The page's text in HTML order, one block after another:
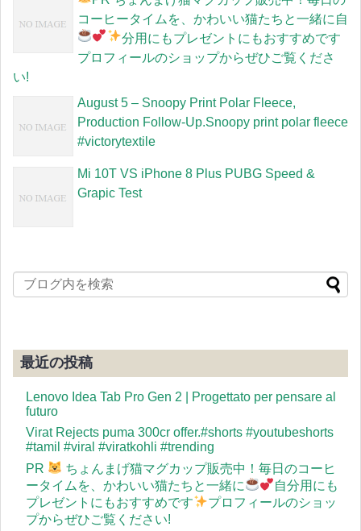
コーヒータイムを、かわいい猫たちと一緒に 自
分用にもプレゼントにもおすすめです
プロフィールのショップからぜひご覧くださ
い!
August 5 – Snoopy Print Polar Fleece,
Production Follow-Up.Snoopy print polar fleece
#victorytextile
Mi 10T VS iPhone 8 Plus PUBG Speed &
Grapic Test
最近の投稿
Lenovo Idea Tab Pro Gen 2 | Progettato per pensare al
futuro
Virat Rejects puma 300cr offer.#shorts #youtubeshorts
#tamil #viral #viratkohli #trending
PR
ちょんまげ猫マグカップ販売中！毎日のコーヒ
ータイムを、かわいい猫たちと一緒に
自分用にも
プレゼントにもおすすめです
プロフィールのショッ
プからぜひご覧ください!